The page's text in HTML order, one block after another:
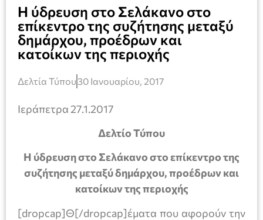
Η ύδρευση στο Σελάκανο στο
επίκεντρο της συζήτησης μεταξύ
δημάρχου, προέδρων και
κατοίκων της περιοχής
Δελτία Τύπου 30 Ιανουαρίου, 2017
Ιεράπετρα 27.1.2017
Δελτίο Τύπου
Η ύδρευση στο Σελάκανο στο επίκεντρο της
συζήτησης μεταξύ δημάρχου, προέδρων και
κατοίκων της περιοχής
[dropcap]Θ[/dropcap]έματα που αφορούν την